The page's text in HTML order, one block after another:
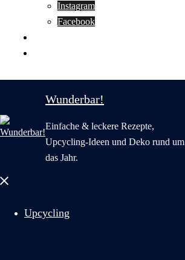
Instagram
Facebook
Wunderbar!
Einfache & leckere Rezepte,
Upcycling-Ideen und Deko rund um
das Jahr.
Menü
Upcycling